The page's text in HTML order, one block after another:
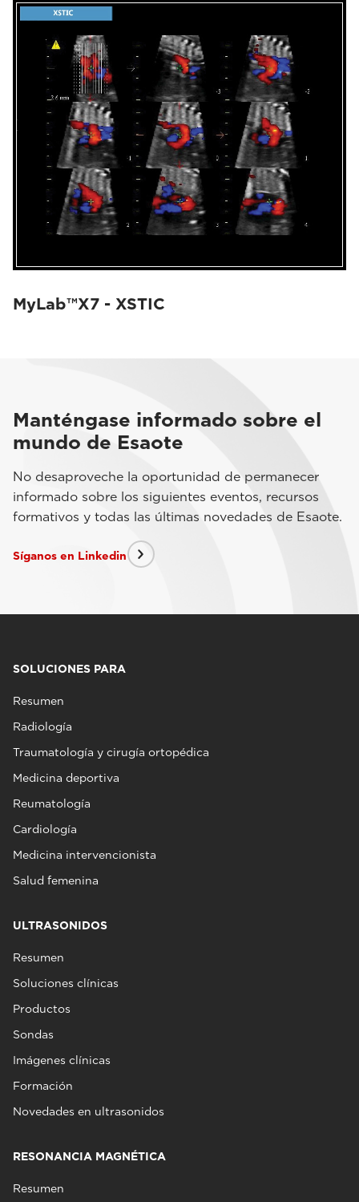
MyLab™X7 - XSTIC
Manténgase informado sobre el
mundo de Esaote
No desaproveche la oportunidad de permanecer
informado sobre los siguientes eventos, recursos
formativos y todas las últimas novedades de Esaote.
Síganos en Linkedin
SOLUCIONES PARA
Resumen
Radiología
Traumatología y cirugía ortopédica
Medicina deportiva
Reumatología
Cardiología
Medicina intervencionista
Salud femenina
ULTRASONIDOS
Resumen
Soluciones clínicas
Productos
Sondas
Imágenes clínicas
Formación
Novedades en ultrasonidos
RESONANCIA MAGNÉTICA
Resumen